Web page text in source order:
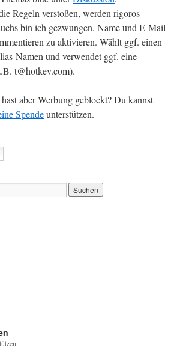
Regeln verstoßen, werden rigoros
bin ich gezwungen, Name und E-Mail
zu aktivieren. Wählt ggf. einen
Namen und verwendet ggf. eine
t@hotkev.com).
aber Werbung geblockt? Du kannst
Spendeunterstützen.